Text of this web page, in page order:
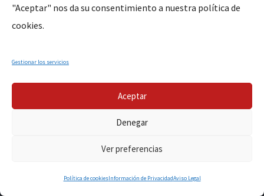
"Aceptar" nos da su consentimiento a nuestra política de
cookies.
Gestionar los servicios
Aceptar
Denegar
Ver preferencias
Política de cookiesInformación de PrivacidadAviso Legal
Calle Cuesta del Palancar S/N esquina con la Calle
Misas